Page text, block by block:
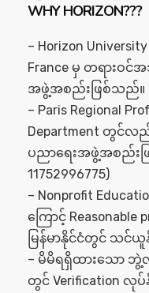
WHY HORIZON???
– Horizon
France မှ တရားဝ
အဖွဲ့အစည်းဖြစ်သည်။
– Paris Regional
Department တွင်လ
ပညာရေးအဖွဲ့အစည်းဖ
11752996775)
– Nonprofit
ကြောင့် Reasonable
မြန်မာနိုင်ငံတွင် သင်ယူ
– မိမိရရှိထားသော ဘွဲ့
တွင် Verification လုပ်